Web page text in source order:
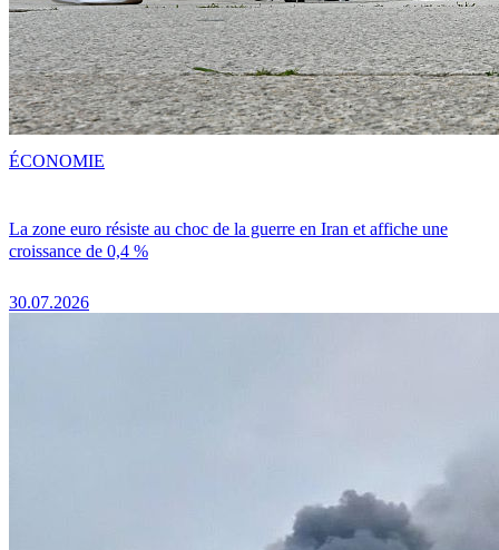
La zone euro résiste au choc de la guerre en Iran et affiche une
croissance de 0,4 %
30.07.2026
ÉCONOMIE